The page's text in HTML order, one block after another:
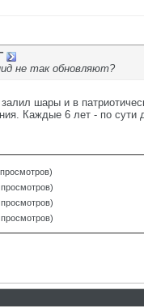
не так обновляют?
залил шары и в
Каждые 6 лет - по сути